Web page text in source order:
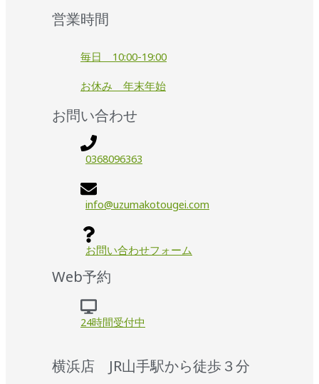
営業時間
毎日 10:00-19:00
お休み 年末年始
お問い合わせ
0368096363
info@uzumakotougei.com
お問い合わせフォーム
Web予約
24時間受付中
横浜店 JR山手駅から徒歩３分